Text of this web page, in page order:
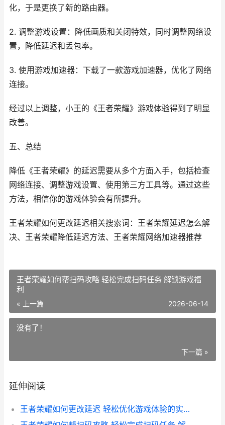
化，于是更换了新的路由器。
2. 调整游戏设置：降低画质和关闭特效，同时调整网络设
置，降低延迟和丢包率。
3. 使用游戏加速器：下载了一款游戏加速器，优化了网络
连接。
经过以上调整，小王的《王者荣耀》游戏体验得到了明显
改善。
五、总结
降低《王者荣耀》的延迟需要从多个方面入手，包括检查
网络连接、调整游戏设置、使用第三方工具等。通过这些
方法，相信你的游戏体验会有所提升。
王者荣耀如何更改延迟相关搜索词：王者荣耀延迟怎么解
决、王者荣耀降低延迟方法、王者荣耀网络加速器推荐
王者荣耀如何帮扫码攻略 轻松完成扫码任务 解锁游戏福
利
« 上一篇 2026-06-14
没有了！
下一篇 »
延伸阅读
王者荣耀如何更改延迟 轻松优化游戏体验的实用指南